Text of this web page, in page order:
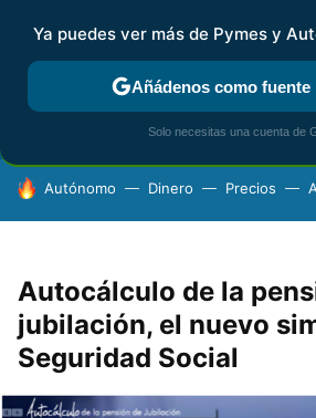
FISCALIDAD Y CONTABILIDAD KIT
HOY SE HABLA DE
Autónomo Dinero Precios
Autocálculo de la
jubilación, el nuevo
Seguridad Social
Ya puedes ver más de Pymes y
Añádenos como fuente
Solo necesitas una cuenta de